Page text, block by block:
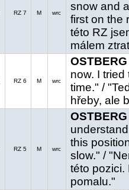
RZ 7 M wrc
snow and
first on the
této RZ
málem
RZ 6 M wrc
now. I
time." /
hřeby, ale
RZ 5 M wrc
this
slow." /
této pozici.
pomalu."